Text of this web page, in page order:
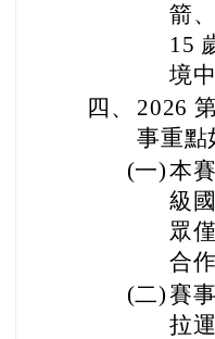
箭
15
境
四、
2026
事重點
(一)本
級
眾
合
(二)賽
拉